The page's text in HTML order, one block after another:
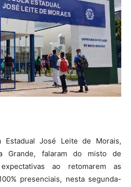
Estadual José Leite de Morais,
Grande, falaram do misto de
ao retomarem as
presenciais, nesta segunda-